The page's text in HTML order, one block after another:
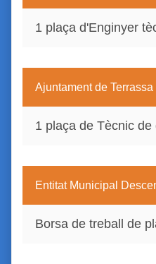
1 plaça d'Enginyer
Ajuntament de Terrassa
1 plaça de Tècnic
Entitat Municipal
Borsa de treball de